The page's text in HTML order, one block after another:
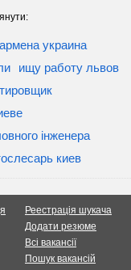
украина
ищу работу львов
інженера
киев
Реестрація шукача
Додати резюме
Всі вакансії
Пошук вакансій